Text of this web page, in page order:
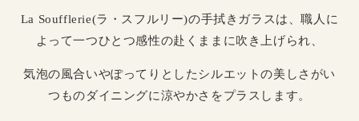
La Soufflerie(ラ・スフルリー)の手拭きガラスは、職人に
よって一つひとつ感性の赴くままに吹き上げられ、
気泡の風合いやぽってりとしたシルエットの美しさがい
つものダイニングに涼やかさをプラスします。